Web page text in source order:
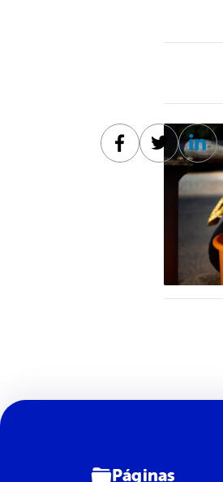
Facebook
Páginas